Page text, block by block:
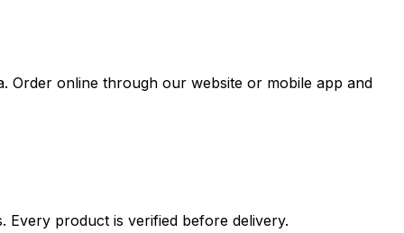
Order online through our website or mobile app and
Every product is verified before delivery.